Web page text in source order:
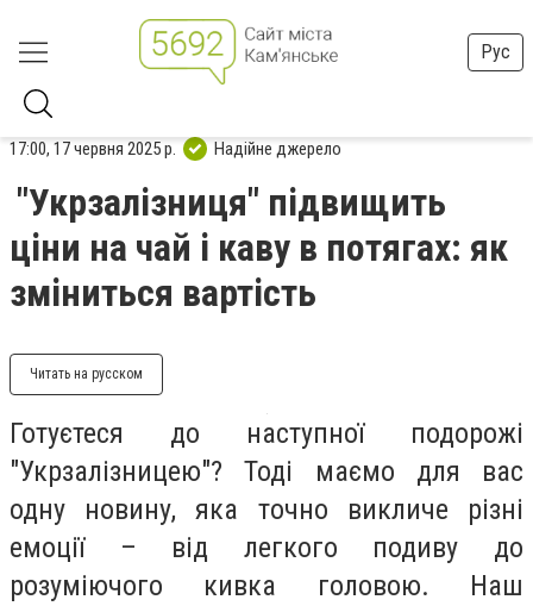
Рус
17:00, 17 червня 2025 р. Надійне джерело
"Укрзалізниця" підвищить
ціни на чай і каву в потягах: як
зміниться вартість
Читать на русском
Готуєтеся до наступної подорожі
"Укрзалізницею"? Тоді маємо для вас
одну новину, яка точно викличе різні
емоції – від легкого подиву до
розуміючого кивка головою. Наш